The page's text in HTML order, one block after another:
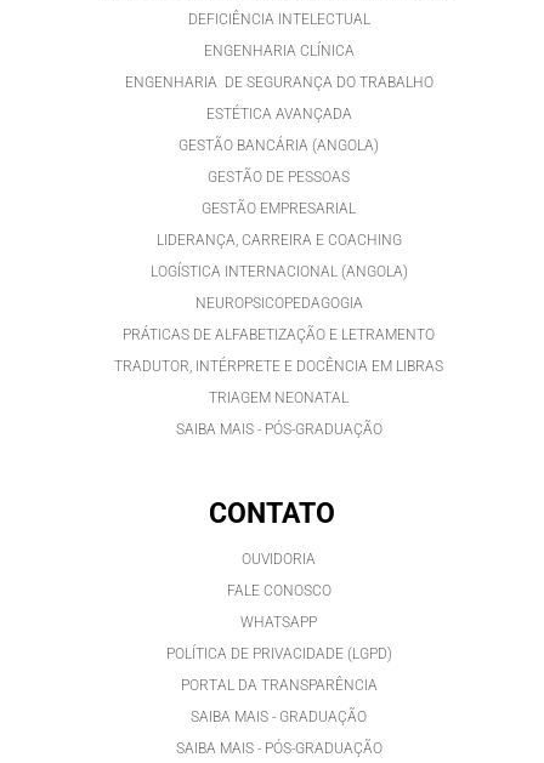
DEFICIÊNCIA INTELECTUAL
ENGENHARIA CLÍNICA
ENGENHARIA DE SEGURANÇA DO TRABALHO
ESTÉTICA AVANÇADA
GESTÃO BANCÁRIA (ANGOLA)
GESTÃO DE PESSOAS
GESTÃO EMPRESARIAL
LIDERANÇA, CARREIRA E COACHING
LOGÍSTICA INTERNACIONAL (ANGOLA)
NEUROPSICOPEDAGOGIA
PRÁTICAS DE ALFABETIZAÇÃO E LETRAMENTO
TRADUTOR, INTÉRPRETE E DOCÊNCIA EM LIBRAS
TRIAGEM NEONATAL
SAIBA MAIS - PÓS-GRADUAÇÃO
CONTATO
OUVIDORIA
FALE CONOSCO
WHATSAPP
POLÍTICA DE PRIVACIDADE (LGPD)
PORTAL DA TRANSPARÊNCIA
SAIBA MAIS - GRADUAÇÃO
SAIBA MAIS - PÓS-GRADUAÇÃO